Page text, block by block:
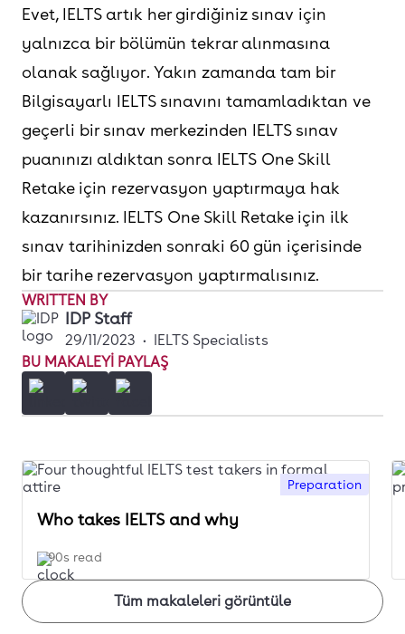
Evet, IELTS artık her girdiğiniz sınav için
yalnızca bir bölümün tekrar alınmasına
olanak sağlıyor. Yakın zamanda tam bir
Bilgisayarlı IELTS sınavını tamamladıktan ve
geçerli bir sınav merkezinden IELTS sınav
puanınızı aldıktan sonra IELTS One Skill
Retake için rezervasyon yaptırmaya hak
kazanırsınız. IELTS One Skill Retake için ilk
sınav tarihinizden sonraki 60 gün içerisinde
bir tarihe rezervasyon yaptırmalısınız.
WRITTEN BY
IDP Staff
29/11/2023 • IELTS Specialists
BU MAKALEYI PAYLAŞ
Tüm makaleleri görüntüle
Preparation
Who takes IELTS and why
90s read